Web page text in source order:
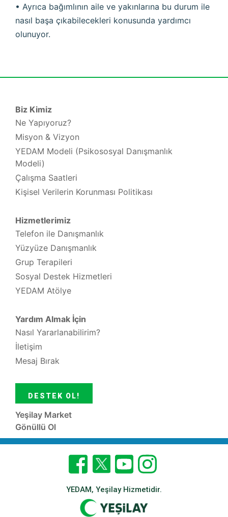
• Ayrıca bağımlının aile ve yakınlarına bu durum ile
nasıl başa çıkabilecekleri konusunda yardımcı
olunuyor.
Biz Kimiz
Ne Yapıyoruz?
Misyon & Vizyon
YEDAM Modeli (Psikososyal Danışmanlık
Modeli)
Çalışma Saatleri
Kişisel Verilerin Korunması Politikası
Hizmetlerimiz
Telefon ile Danışmanlık
Yüzyüze Danışmanlık
Grup Terapileri
Sosyal Destek Hizmetleri
YEDAM Atölye
Yardım Almak İçin
Nasıl Yararlanabilirim?
İletişim
Mesaj Bırak
DESTEK OL!
Yeşilay Market
Gönüllü Ol
YEDAM, Yeşilay Hizmetidir.